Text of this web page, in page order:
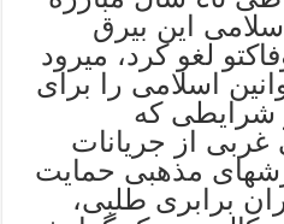
این بیرق
لغو کرد، میرود
اسلامی را برای
شرایطی که
غربی از جریانات
مذهبی حمایت
برابری طلبی،